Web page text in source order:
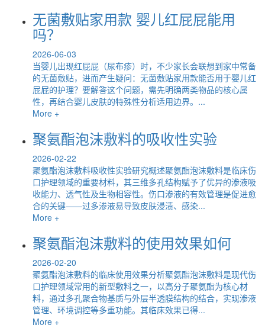
无菌敷贴家用款 婴儿红屁屁能用
吗？
2026-06-03
当婴儿出现红屁屁（尿布疹）时，不少家长会联想到家中常备
的无菌敷贴，进而产生疑问：无菌敷贴家用款能否用于婴儿红
屁屁的护理？要解答这个问题，需先明确两类物品的核心属
性，再结合婴儿皮肤的特殊性分析适用边界。...
More +
聚氨酯泡沫敷料的吸收性实验
2026-02-22
聚氨酯泡沫敷料吸收性实验研究概述聚氨酯泡沫敷料是临床伤
口护理领域的重要材料，其三维多孔结构赋予了优异的渗液吸
收能力、透气性及生物相容性。伤口渗液的有效管理是促进愈
合的关键——过多渗液易导致皮肤浸渍、感染...
More +
聚氨酯泡沫敷料的使用效果如何
2026-02-20
聚氨酯泡沫敷料的临床使用效果分析聚氨酯泡沫敷料是现代伤
口护理领域常用的新型敷料之一，以高分子聚氨酯为核心材
料，通过多孔聚合物基质与外层半透膜结构的结合，实现渗液
管理、环境调控等多重功能。其临床效果已得...
More +